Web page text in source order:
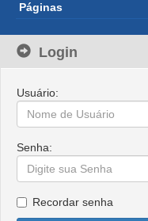
Páginas
Login
Usuário:
Senha:
Recordar senha